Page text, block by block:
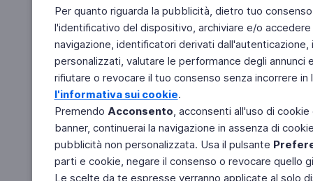
Per quanto riguarda la pubblicità, dietro tuo
l'identificativo del dispositivo, archiviare e/o
navigazione, identificatori derivati
personalizzati, valutare le performance degli
rifiutare o revocare il tuo consenso senza incorrere
l'informativa sui cookie.
Premendo Acconsento, acconsenti all'uso di
banner, continuerai la navigazione in assenza di
pubblicità non personalizzata. Usa il pulsante
parti e cookie, negare il consenso o revocare quello
Le scelte da te espresse verranno applicate al solo